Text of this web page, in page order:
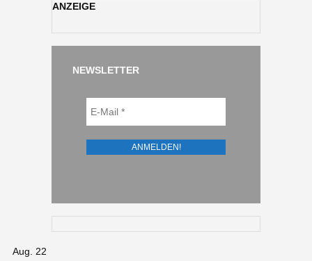
ANZEIGE
NEWSLETTER
Aug. 22